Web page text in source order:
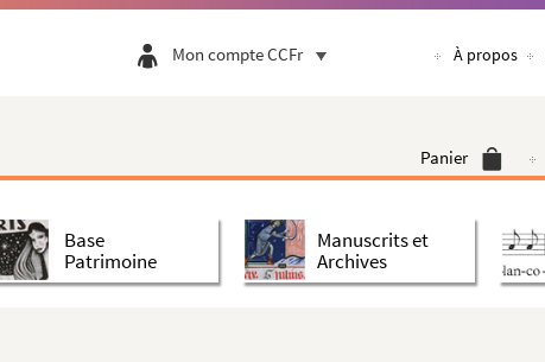
Mon compte CCFr À propos
Panier
Base
Patrimoine
Manuscrits et
Archives